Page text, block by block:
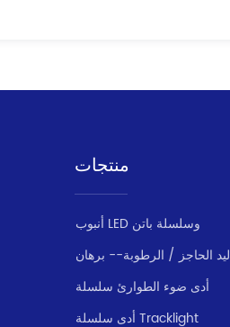
منتجات
أنبوب LED وسلسلة باتن
ليد الحاجز / الرطوبة-- برهان
أدى ضوء الطوارئ سلسلة
أدى سلسلة Tracklight